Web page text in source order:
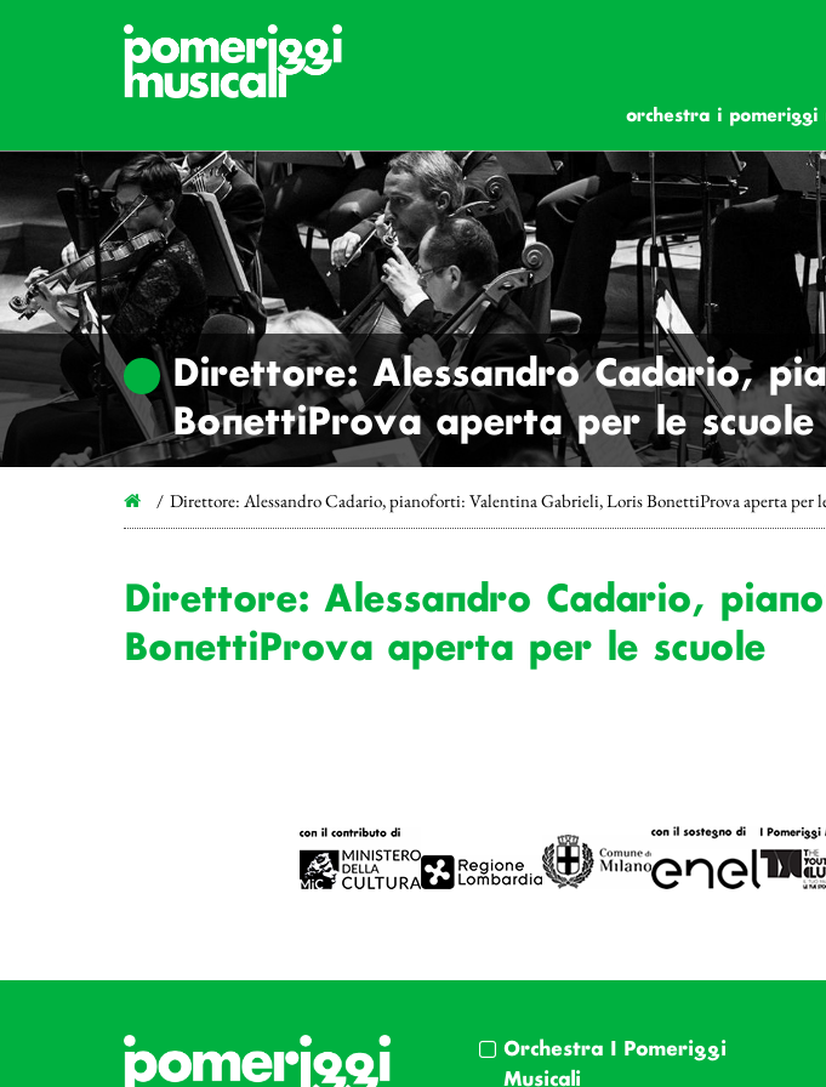
orchestra i pomeriggi
Direttore: Alessandro Cadario,
BonettiProva aperta per le scuole
Direttore: Alessandro Cadario, pianoforti: Valentina Gabrieli, Loris BonettiProva aperta per
Direttore: Alessandro Cadario,
BonettiProva aperta per le scuole
Orchestra I Pomeriggi
Musicali